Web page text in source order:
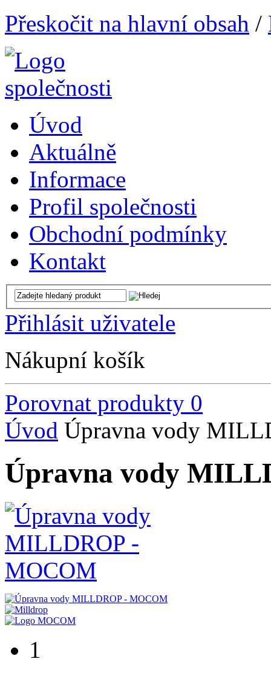
Přeskočit na hlavní obsah /
Úvod
Aktuálně
Informace
Profil společnosti
Obchodní podmínky
Kontakt
Přihlásit uživatele
Nákupní košík
Porovnat produkty 0
Úvod Úpravna vody
Úpravna vody
1